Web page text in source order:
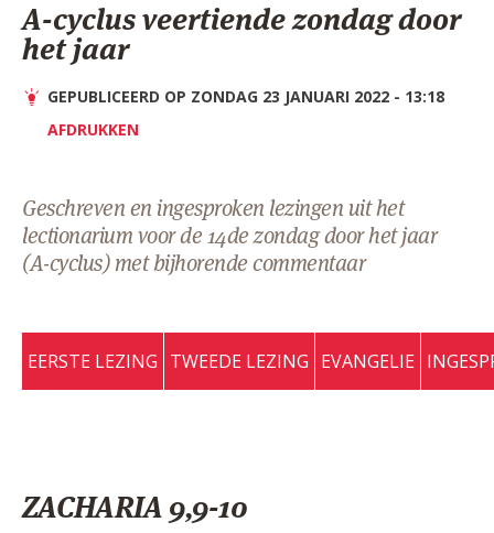
MIJN PAROCHIE
AANMELDEN OF REGISTREREN
A-cyclus veertiende zondag door
het jaar
GEPUBLICEERD OP ZONDAG 23 JANUARI 2022 - 13:18
AFDRUKKEN
Geschreven en ingesproken lezingen uit het
lectionarium voor de 14de zondag door het jaar
(A-cyclus) met bijhorende commentaar
EERSTE LEZING TWEEDE LEZING EVANGELIE
ZACHARIA 9,9-10